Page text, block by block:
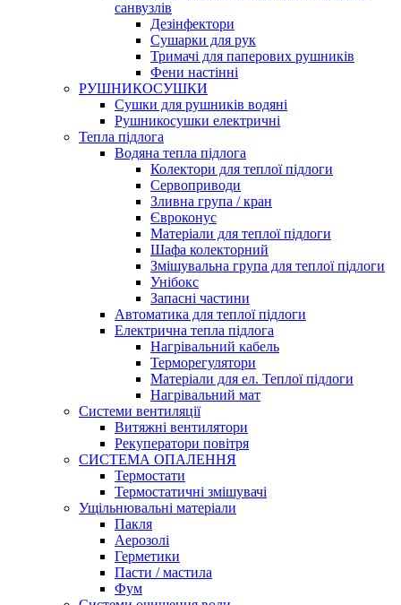
санвузлів
Дезінфектори
Сушарки для рук
Тримачі для паперових рушників
Фени настінні
РУШНИКОСУШКИ
Сушки для рушників водяні
Рушникосушки електричні
Тепла підлога
Водяна тепла підлога
Колектори для теплої підлоги
Сервоприводи
Зливна група / кран
Євроконус
Матеріали для теплої підлоги
Шафа колекторний
Змішувальна група для теплої підлоги
Унібокс
Запасні частини
Автоматика для теплої підлоги
Електрична тепла підлога
Нагрівальний кабель
Терморегулятори
Матеріали для ел. Теплої підлоги
Нагрівальний мат
Системи вентиляції
Витяжні вентилятори
Рекуператори повітря
СИСТЕМА ОПАЛЕННЯ
Термостати
Термостатичні змішувачі
Ущільнювальні матеріали
Пакля
Аерозолі
Герметики
Пасти / мастила
Фум